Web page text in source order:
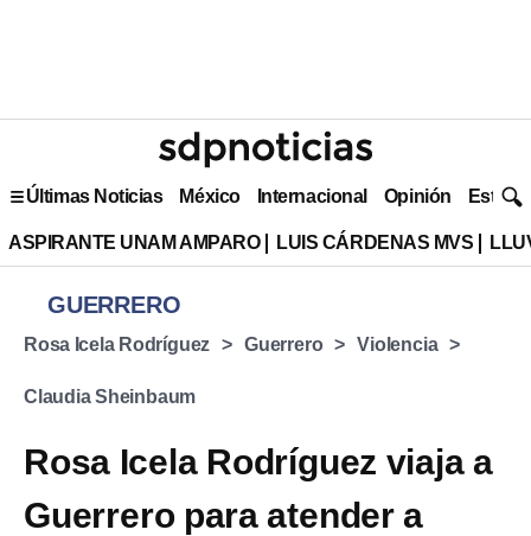
Últimas Noticias México Internacional Opinión Estilo
ASPIRANTE UNAM AMPARO LUIS CÁRDENAS MVS
GUERRERO
Rosa Icela Rodríguez Guerrero Violencia
Claudia Sheinbaum
Rosa Icela Rodríguez viaja a
Guerrero para atender a